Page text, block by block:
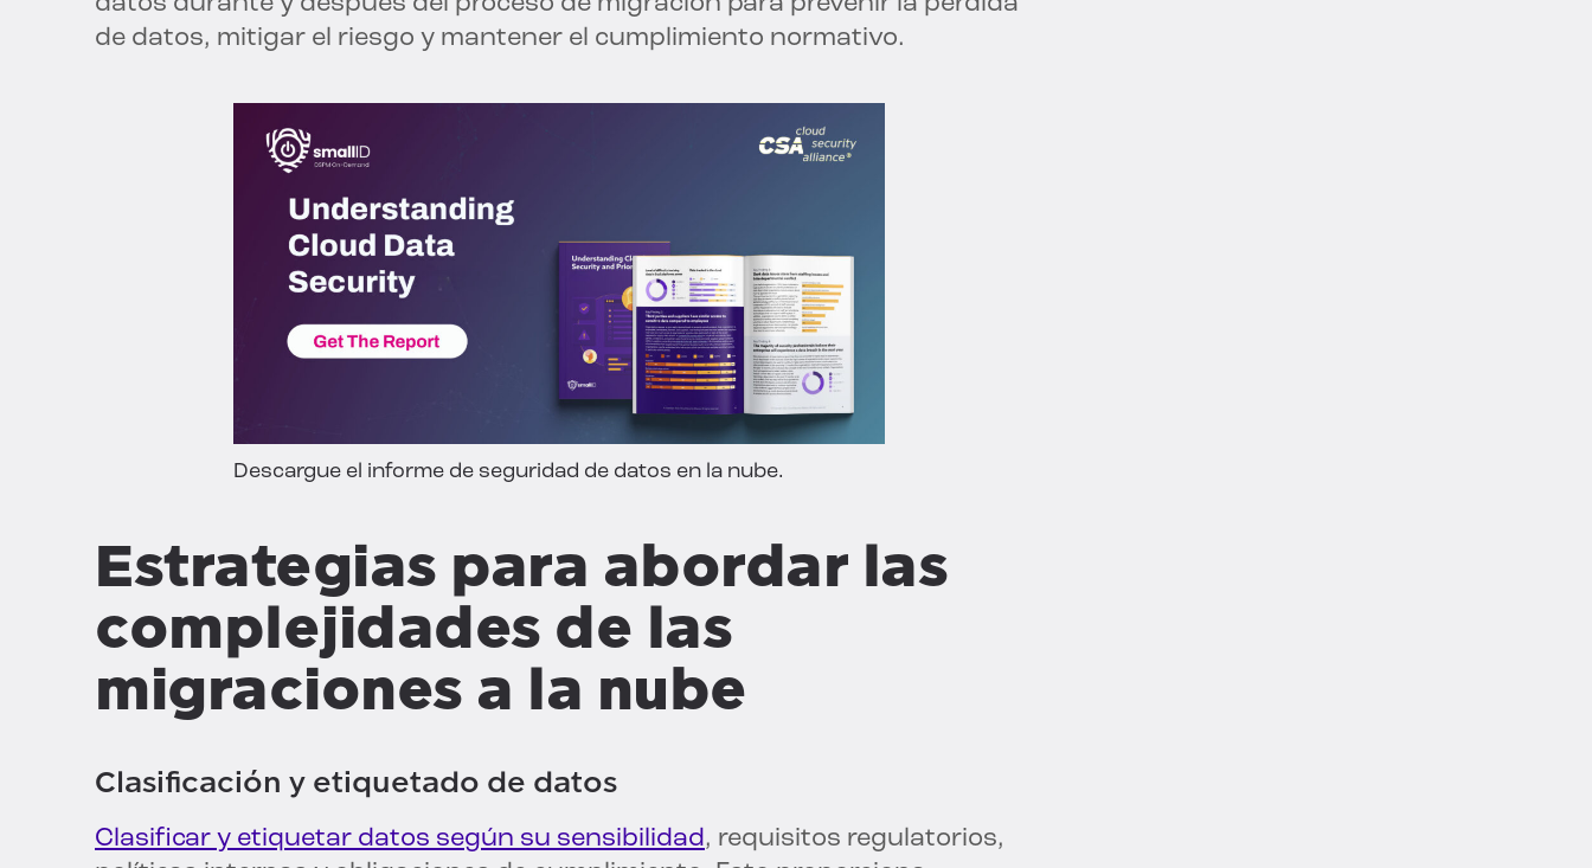
de datos, mitigar el riesgo y mantener el cumplimiento normativo.
Descargue el informe de seguridad de datos en la nube.
Estrategias para abordar las
complejidades de las
migraciones a la nube
Clasificación y etiquetado de datos
Clasificar y etiquetar datos según su sensibilidad, requisitos regulatorios,